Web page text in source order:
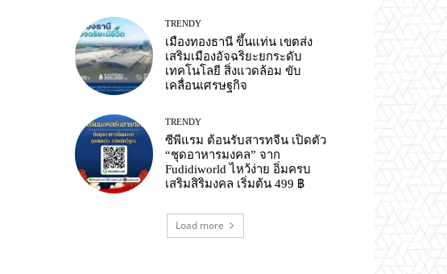
TRENDY
เมืองทองธานี ขึ้นแท่น เขตส่ง
เสริมเมืองอัจฉริยะยกระดับ
เทคโนโลยี สิ่งแวดล้อม ขับ
เคลื่อนเศรษฐกิจ
TRENDY
ซีพีแรม ต้อนรับสารทจีน เปิดตัว
“ชุดอาหารมงคล” จาก
Fudidiworld ไหว้ง่าย อิ่มครบ
เสริมสิริมงคล เริ่มต้น 499 ฿
Load more